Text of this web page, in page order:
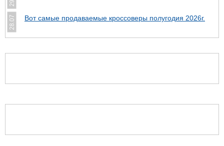
28.07 Вот самые продаваемые кроссоверы полугодия 2026г.